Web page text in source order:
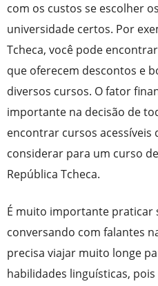
com os custos se escolher
universidade certos. Por
Tcheca, você pode
que oferecem descontos e
diversos cursos. O fator
importante na decisão de
encontrar cursos acessíveis
considerar para um curso
República Tcheca.
É muito importante praticar
conversando com falantes
precisa viajar muito longe
habilidades linguísticas, pois